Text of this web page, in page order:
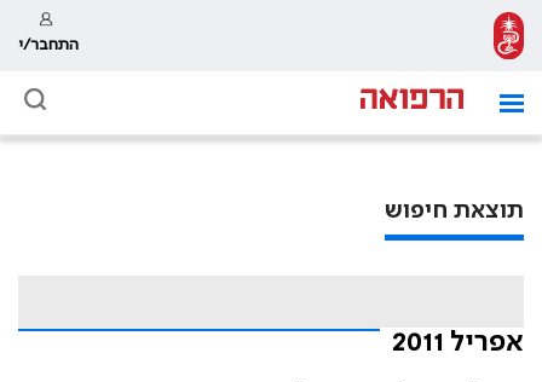
התחבר/י
תוצאת חיפוש
אפריל 2011